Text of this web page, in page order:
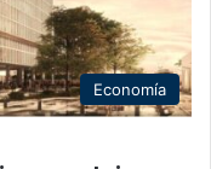
Economía